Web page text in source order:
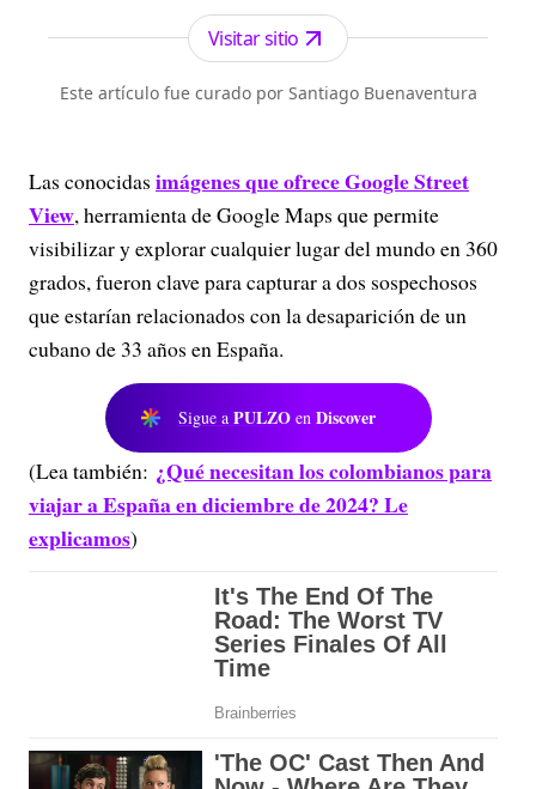
Visitar sitio
Este artículo fue curado por Santiago Buenaventura
Las conocidas imágenes que ofreceGoogle Street
View, herramienta de Google Maps que permite
visibilizar y explorar cualquier lugar del mundo en 360
grados, fueron clave para capturar a dos sospechosos
que estarían relacionados con la desaparición de un
cubano de 33 años en España.
Sigue a PULZO en Discover
(Lea también: ¿Qué necesitan los colombianos para
viajar a España en diciembre de 2024? Le
explicamos)